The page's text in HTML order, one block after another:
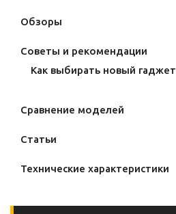
Обзоры
Советы и рекомендации
Как выбирать новый гаджет
Сравнение моделей
Статьи
Технические характеристики